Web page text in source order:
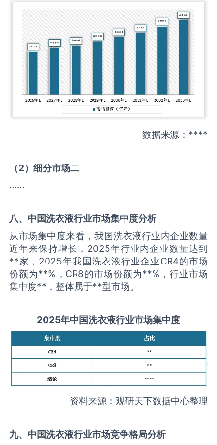
数据来源：****
（2）细分市场二
……
八、中国洗衣液行业市场集中度分析
从市场集中度来看，我国洗衣液行业内企业数量
近年来保持增长，2025年行业内企业数量达到
**家，2025年我国洗衣液行业企业CR4的市场
份额为**%，CR8的市场份额为**%，行业市场
集中度**，整体属于**型市场。
2025年中国洗衣液行业市场集中度
资料来源：观研天下数据中心整理
九、中国洗衣液行业市场竞争格局分析